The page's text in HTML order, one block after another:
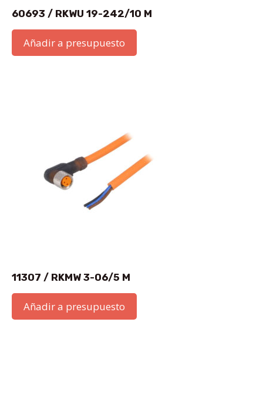
60693 / RKWU 19-242/10 M
Añadir a presupuesto
11307 / RKMW 3-06/5 M
Añadir a presupuesto